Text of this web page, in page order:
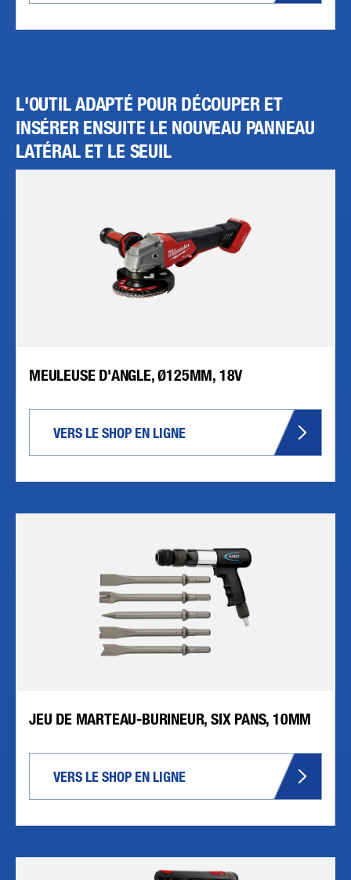
L'OUTIL ADAPTÉ POUR DÉCOUPER ET
INSÉRER ENSUITE LE NOUVEAU PANNEAU
LATÉRAL ET LE SEUIL
MEULEUSE D'ANGLE, Ø125MM, 18V
VERS LE SHOP EN LIGNE
JEU DE MARTEAU-BURINEUR, SIX PANS, 10MM
VERS LE SHOP EN LIGNE